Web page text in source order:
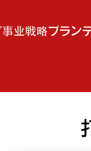
业戦略ブラン